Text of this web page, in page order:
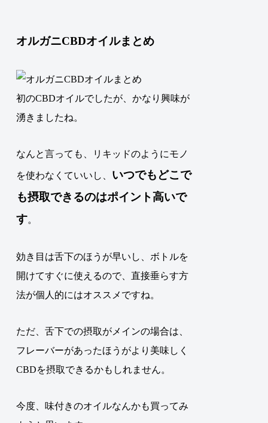
オルガニCBDオイルまとめ
初のCBDオイルでしたが、かなり興味が
湧きましたね。
なんと言っても、リキッドのようにモノ
を使わなくていいし、 いつでもどこで
も摂取できるのはポイント高いで
す。
効き目は舌下のほうが早いし、ボトルを
開けてすぐに使えるので、直接垂らす方
法が個人的にはオススメですね。
ただ、舌下での摂取がメインの場合は、
フレーバーがあったほうがより美味しく
CBDを摂取できるかもしれません。
今度、味付きのオイルなんかも買ってみ